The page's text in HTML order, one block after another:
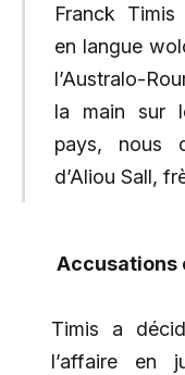
Franck
en langue
l’Australo-
la main sur
pays, nous
d’Aliou Sall,
Accusations
Timis a
l’affaire en